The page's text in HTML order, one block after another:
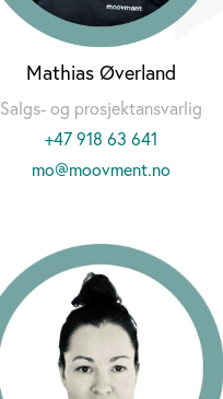
Mathias Øverland
Salgs- og prosjektansvarlig
+47 918 63 641
mo@moovment.no